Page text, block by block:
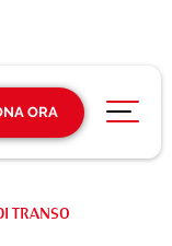
ORA
TRANSO